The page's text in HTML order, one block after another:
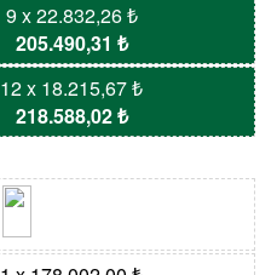
9 x 22.832,26 ₺
205.490,31 ₺
12 x 18.215,67 ₺
218.588,02 ₺